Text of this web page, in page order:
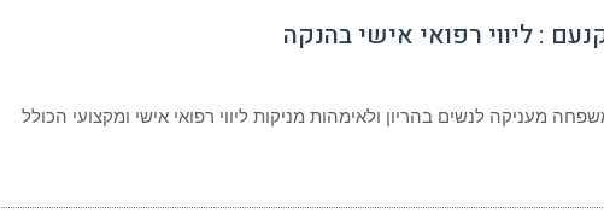
: ליווי רפואי אישי בהנקה
מעניקה לנשים בהריון ולאימהות מניקות ליווי רפואי אישי ומקצועי הכולל